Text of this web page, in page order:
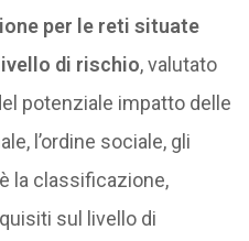
per le reti situate
di rischio, valutato
potenziale impatto delle
l’ordine sociale, gli
la classificazione,
sul livello di